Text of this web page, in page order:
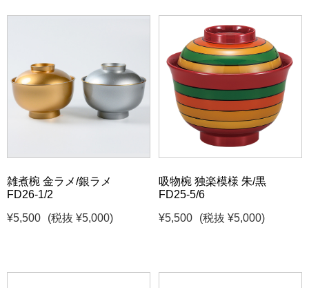
雑煮椀 金ラメ/銀ラメ
FD26-1/2
¥5,500
(税抜 ¥5,000)
吸物椀 独楽模様 朱/黒
FD25-5/6
¥5,500
(税抜 ¥5,000)